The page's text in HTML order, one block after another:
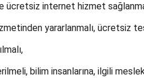
internet hizmet
yararlanmalı, ücretsiz
bilim insanlarına, ilgili meslek